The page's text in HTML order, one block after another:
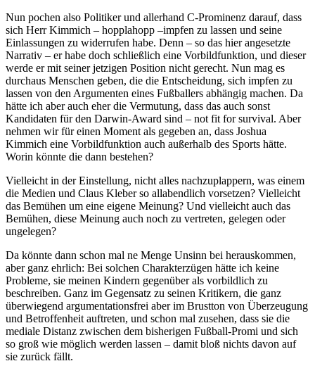
Nun pochen also Politiker und allerhand C-Prominenz darauf, dass
sich Herr Kimmich – hopplahopp –impfen zu lassen und seine
Einlassungen zu widerrufen habe. Denn – so das hier angesetzte
Narrativ – er habe doch schließlich eine Vorbildfunktion, und dieser
werde er mit seiner jetzigen Position nicht gerecht. Nun mag es
durchaus Menschen geben, die die Entscheidung, sich impfen zu
lassen von den Argumenten eines Fußballers abhängig machen. Da
hätte ich aber auch eher die Vermutung, dass das auch sonst
Kandidaten für den Darwin-Award sind – not fit for survival. Aber
nehmen wir für einen Moment als gegeben an, dass Joshua
Kimmich eine Vorbildfunktion auch außerhalb des Sports hätte.
Worin könnte die dann bestehen?
Vielleicht in der Einstellung, nicht alles nachzuplappern, was einem
die Medien und Claus Kleber so allabendlich vorsetzen? Vielleicht
das Bemühen um eine eigene Meinung? Und vielleicht auch das
Bemühen, diese Meinung auch noch zu vertreten, gelegen oder
ungelegen?
Da könnte dann schon mal ne Menge Unsinn bei herauskommen,
aber ganz ehrlich: Bei solchen Charakterzügen hätte ich keine
Probleme, sie meinen Kindern gegenüber als vorbildlich zu
beschreiben. Ganz im Gegensatz zu seinen Kritikern, die ganz
überwiegend argumentationsfrei aber im Brustton von Überzeugung
und Betroffenheit auftreten, und schon mal zusehen, dass sie die
mediale Distanz zwischen dem bisherigen Fußball-Promi und sich
so groß wie möglich werden lassen – damit bloß nichts davon auf
sie zurück fällt.